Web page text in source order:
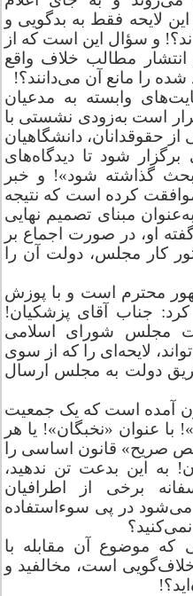
لایحه فقط به بدگویی و
و سؤال این است که از
مطالب خلاف واقع
را مانع آن می‌دانند؟!
وابسته به مدعیان
است به‌زودی نشستی با
حقوقدانان، دانشگاهیان
شود تا دیدگاه‌های
بحث گذاشته شود»! و خبر
کرده است که نتیجه
مبنای تصمیم نهایی
او، در صورت اجماع بر
کار مجلس، دولت آن را
محترم است و با پوزش
جناب آقای پزشکیان!
مجلس شورای اسلامی
لایحه‌ای را که از سوی
دولت به مجلس ارسال
آمده است که یک جمعیت
با عنوان «‌نخبگان‌»! یا هر
صریح‌» قانون اساسی را
به این بدعت تن ندهید،
برخی از اطرافیان
می‌شود در پی سوءاستفاده
که موضوع آن مقابله با
است، مخالفید و